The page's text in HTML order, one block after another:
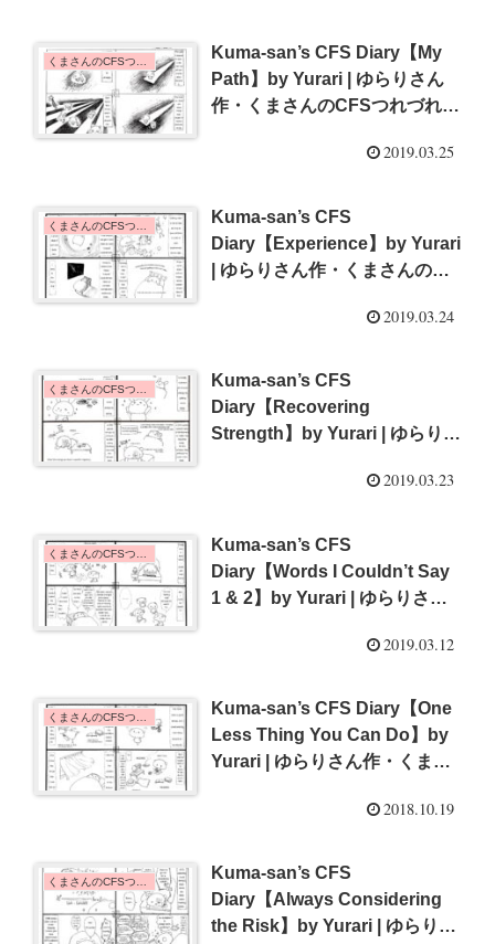
Kuma-san’s CFS Diary【My
Path】by Yurari | ゆらりさん
作・くまさんのCFSつれづれ日
2019.03.25
Kuma-san’s CFS
Diary【Experience】by Yurari
| ゆらりさん作・くまさんの
2019.03.24
くまさんのCFSつれづれ日記 | Kuma-san's CFS Diary
Kuma-san’s CFS
Diary【Recovering
Strength】by Yurari | ゆらりさ
日記【体力回復】{#9}2019.03.23
Kuma-san’s CFS
Diary【Words I Couldn’t Say
1 & 2】by Yurari | ゆらりさん
記【言えなかった言葉１・２】
2019.03.12
くまさんのCFSつれづれ日記 | Kuma-san's CFS Diary
Kuma-san’s CFS Diary【One
Less Thing You Can Do】by
Yurari | ゆらりさん作・くまさ
ことが減っていく･･･】{#7}
2018.10.19
Kuma-san’s CFS
Diary【Always Considering
the Risk】by Yurari | ゆらりさ